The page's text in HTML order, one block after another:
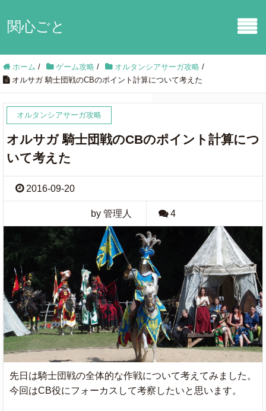
関心ごと
ホーム / ゲーム攻略 / オルタンシアサーガ攻略 /
オルサガ 騎士団戦のCBのポイント計算について考えた
オルタンシアサーガ攻略
オルサガ 騎士団戦のCBのポイント計算につ
いて考えた
2016-09-20
by 管理人 4
先日は騎士団戦の全体的な作戦について考えてみました。
今回はCB役にフォーカスして考察したいと思います。